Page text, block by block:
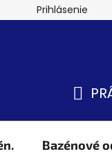
Prihlásenie
KOŠÍK
Bazénové